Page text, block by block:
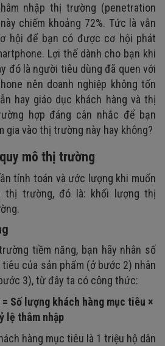
nhập thị trường (penetration
chiếm khoảng 72%. Tức là vẫn
hội để bạn có được cơ hội phát
Lợi thế dành cho bạn khi
đó là người tiêu dùng đã quen với
nên doanh nghiệp không tốn
hay giáo dục khách hàng và thị
hợp đáng cân nhắc để bạn
gia vào thị trường này hay không?
mô thị trường
tính toán và ước lượng khi muốn
thị trường, đó là: khối lượng thị
tiềm năng, bạn hãy nhân số
của sản phẩm (ở bước 2) nhân
3), từ đây ta có công thức:
Số lượng khách hàng mục tiêu ×
lệ thâm nhập
hàng mục tiêu là 1 triệu hộ dân